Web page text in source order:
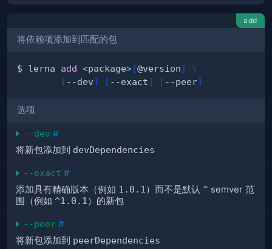
add
将依赖项添加到匹配的包
$ lerna add <package>[@version]
\
[ --dev] [ --exact] [ --peer]
选项
--dev #
将新包添加到 devDependencies
--exact #
添加具有精确版本（例如 1.0.1 ）而不是默认 ^ semver 范
围（例如 ^1.0.1 ）的新包
--peer #
将新包添加到 peerDependencies